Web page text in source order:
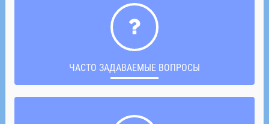
ЧАСТО ЗАДАВАЕМЫЕ ВОПРОСЫ